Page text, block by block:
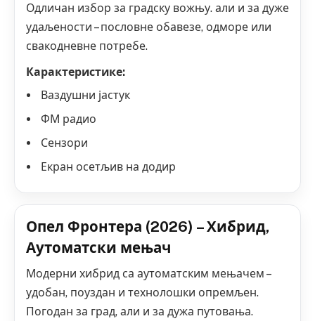
Одличан избор за градску вожњу. али и за дуже
удаљености – пословне обавезе, одморе или
свакодневне потребе.
Карактеристике:
Ваздушни јастук
ФМ радио
Сензори
Екран осетљив на додир
Опел Фронтера (2026) – Хибрид,
Аутоматски мењач
Модерни хибрид са аутоматским мењачем –
удобан, поуздан и технолошки опремљен.
Погодан за град, али и за дужа путовања.